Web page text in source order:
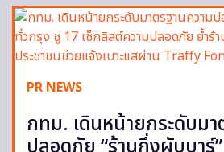
PR NEWS
กทม. เดินหน้ายกระดับมา